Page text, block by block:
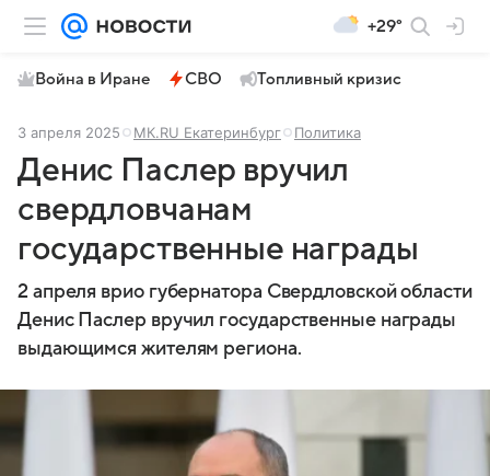
+29°
Война в Иране СВО Топливный кризис
3 апреля 2025 МК.RU Екатеринбург Политика
Денис Паслер вручил
свердловчанам
государственные награды
2 апреля врио губернатора Свердловской области
Денис Паслер вручил государственные награды
выдающимся жителям региона.